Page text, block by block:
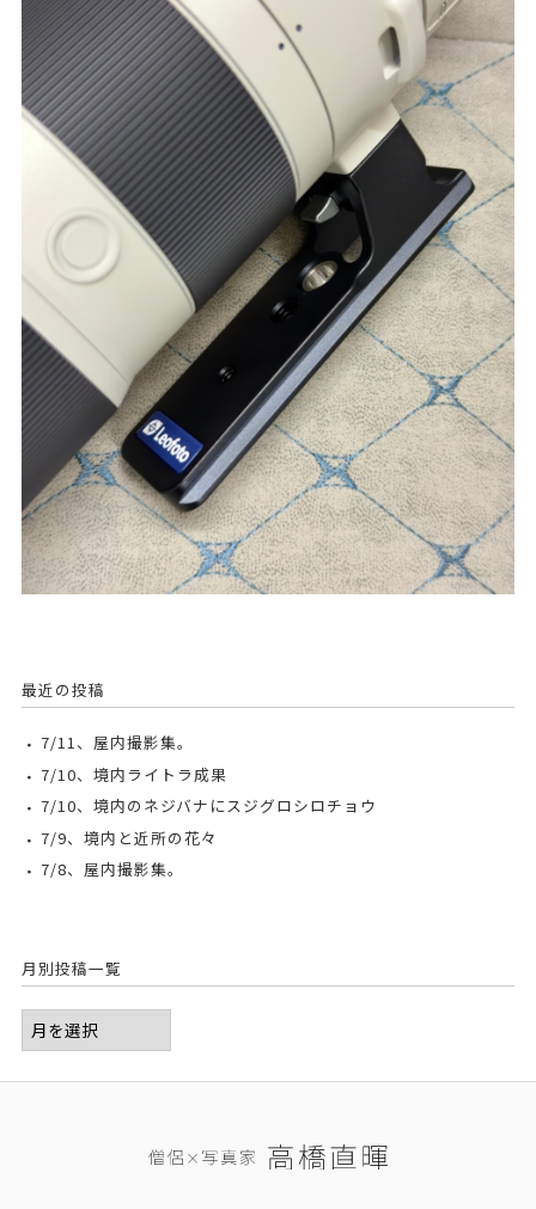
最近の投稿
7/11、屋内撮影集。
7/10、境内ライトラ成果
7/10、境内のネジバナにスジグロシロチョウ
7/9、境内と近所の花々
7/8、屋内撮影集。
月別投稿一覧